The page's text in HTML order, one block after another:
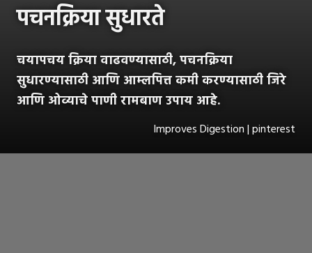
पचनक्रिया सुधारते
चयापचय क्रिया वाढवण्यासाठी, पचनक्रिया
सुधारण्यासाठी आणि आम्लपित्त कमी करण्यासाठी जिरे
आणि ओव्याचे पाणी रामबाण उपाय आहे.
Improves Digestion | pinterest